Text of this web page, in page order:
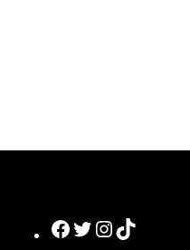
Facebook
Twitter
Instagram
TikTok